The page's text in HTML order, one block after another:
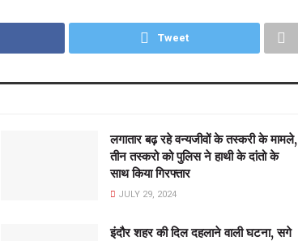
Tweet
लगातार बढ़ रहे वन्यजीवों के तस्करी के मामले,
तीन तस्करो को पुलिस ने हाथी के दांतो के
साथ किया गिरफ्तार
JULY 29, 2024
इंदौर शहर की दिल दहलाने वाली घटना, सगे